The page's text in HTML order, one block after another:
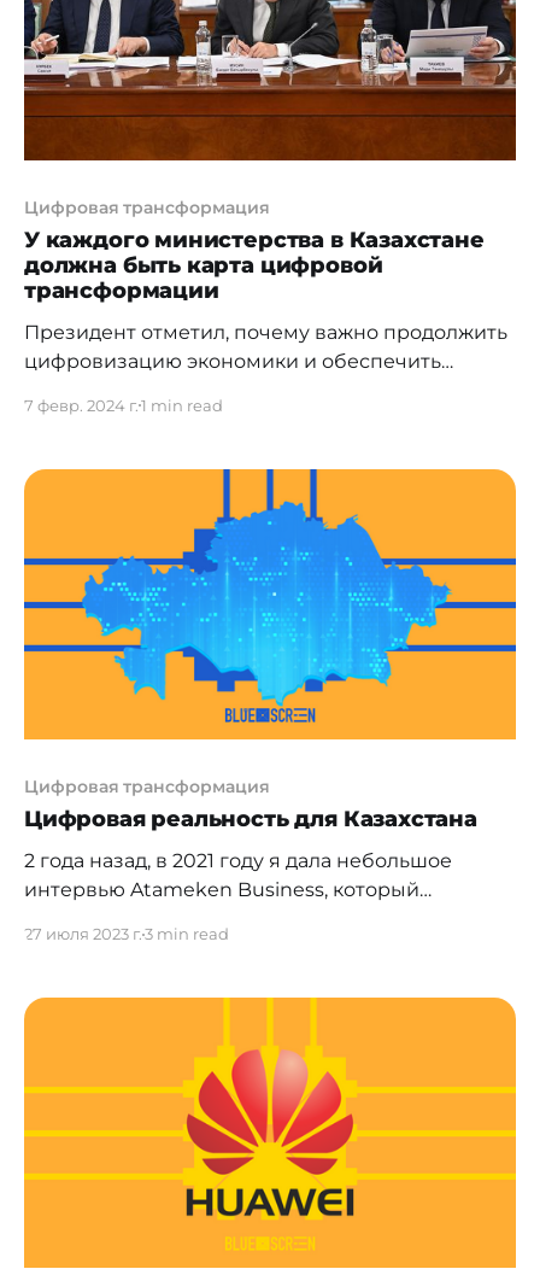
нормативных актов, сотни национальных и
международных
Цифровая трансформация
У каждого министерства в Казахстане
должна быть карта цифровой
трансформации
Президент отметил, почему важно продолжить
цифровизацию экономики и обеспечить
искусственного интеллекта: «Крайне важно
обеспечить широкое применение технологий
искусственного интеллекта. Мы достигли
существенного прогресса в цифровизации
государственных и финансовых услуг. К
примеру, по итогам 2023 года доля
безналичных платежей составила 88%. До 2020
года
7 февр. 2024 г.1 min read
Цифровая трансформация
Цифровая реальность для Казахстана
2 года назад, в 2021 году я дала небольшое
интервью Atameken Business, который
связанные с цифровой трансформацией
фрагмент этого интервью
si=6x1Nsmi7vWb6E6_x]я прилагаю, но то, что
осталось "за кадром" хочу разъяснить здесь.
Текущие проблемы
27 июля 2023 г.3 min read